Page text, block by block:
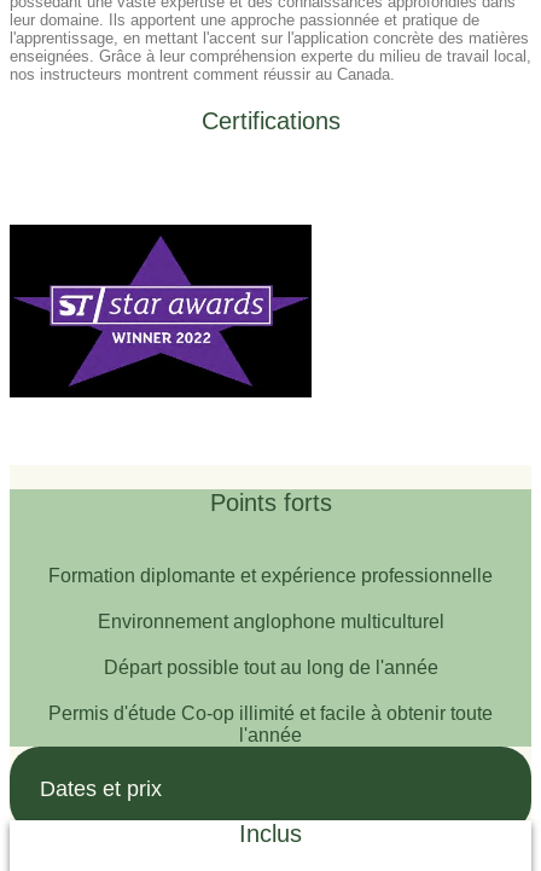
leur domaine. Ils apportent une approche passionnée et pratique de
l'apprentissage, en mettant l'accent sur l'application concrète des matières
enseignées. Grâce à leur compréhension experte du milieu de travail local,
nos instructeurs montrent comment réussir au Canada.
Certifications
Points forts
Formation diplomante et expérience professionnelle
Environnement anglophone multiculturel
Départ possible tout au long de l'année
Permis d'étude Co-op illimité et facile à obtenir toute
l'année
Dates et prix
Inclus